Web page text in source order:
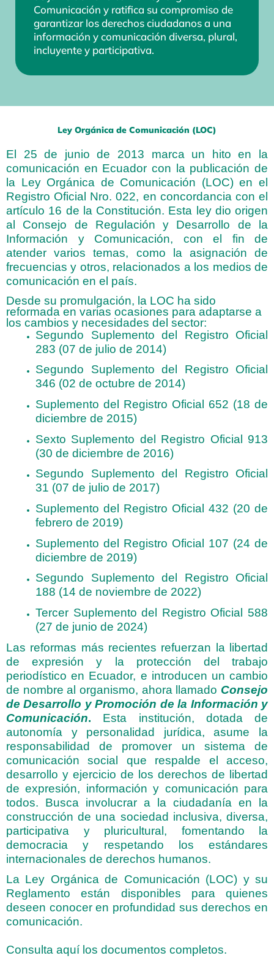
Comunicación y ratifica su compromiso de
garantizar los derechos ciudadanos a una
información y comunicación diversa, plural,
incluyente y participativa.
Ley Orgánica de Comunicación (LOC)
El 25 de junio de 2013 marca un hito en la
comunicación en Ecuador con la publicación de
la Ley Orgánica de Comunicación (LOC) en el
Registro Oficial Nro. 022, en concordancia con el
artículo 16 de la Constitución. Esta ley dio origen
al Consejo de Regulación y Desarrollo de la
Información y Comunicación, con el fin de
atender varios temas, como la asignación de
frecuencias y otros, relacionados a los medios de
comunicación en el país.
Desde su promulgación, la LOC ha sido
reformada en varias ocasiones para adaptarse a
los cambios y necesidades del sector:
Segundo Suplemento del Registro Oficial
283 (07 de julio de 2014)
Segundo Suplemento del Registro Oficial
346 (02 de octubre de 2014)
Suplemento del Registro Oficial 652 (18 de
diciembre de 2015)
Sexto Suplemento del Registro Oficial 913
(30 de diciembre de 2016)
Segundo Suplemento del Registro Oficial
31 (07 de julio de 2017)
Suplemento del Registro Oficial 432 (20 de
febrero de 2019)
Suplemento del Registro Oficial 107 (24 de
diciembre de 2019)
Segundo Suplemento del Registro Oficial
188 (14 de noviembre de 2022)
Tercer Suplemento del Registro Oficial 588
(27 de junio de 2024)
Las reformas más recientes refuerzan la libertad
de expresión y la protección del trabajo
periodístico en Ecuador, e introducen un cambio
de nombre al organismo, ahora llamado Consejo
de Desarrollo y Promoción de la Información y
Comunicación. Esta institución, dotada de
autonomía y personalidad jurídica, asume la
responsabilidad de promover un sistema de
comunicación social que respalde el acceso,
desarrollo y ejercicio de los derechos de libertad
de expresión, información y comunicación para
todos. Busca involucrar a la ciudadanía en la
construcción de una sociedad inclusiva, diversa,
participativa y pluricultural, fomentando la
democracia y respetando los estándares
internacionales de derechos humanos.
La Ley Orgánica de Comunicación (LOC) y su
Reglamento están disponibles para quienes
deseen conocer en profundidad sus derechos en
comunicación.
Consulta aquí los documentos completos.